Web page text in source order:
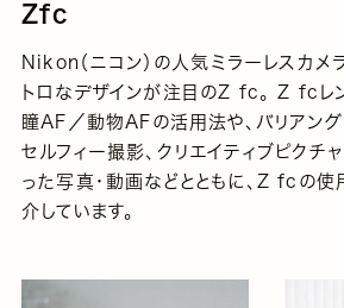
Zfc
Nikon（ニコン）の人気ミラーレスカメ
トロなデザインが注目のZ fc。 Z fcレン
瞳AF／動物AFの活用法や、バリアン
セルフィー撮影、クリエイティブピクチ
った写真・動画などとともに、Z fcの使
介しています。